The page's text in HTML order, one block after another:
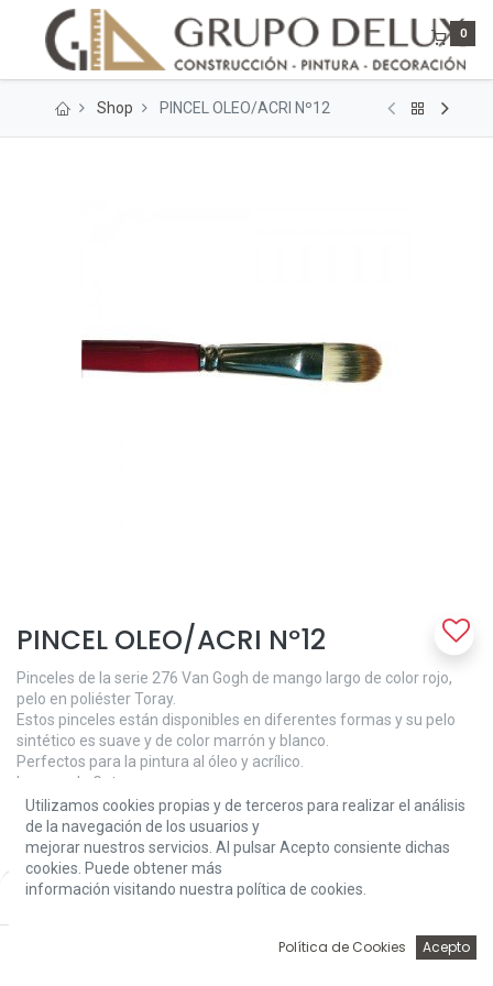
Price:
Add to Cart
0
Shop PINCEL OLEO/ACRI Nº12
PINCEL OLEO/ACRI Nº12
Pinceles de la serie 276 Van Gogh de mango largo de color rojo,
pelo en poliéster Toray.
Estos pinceles están disponibles en diferentes formas y su pelo
sintético es suave y de color marrón y blanco.
Perfectos para la pintura al óleo y acrílico.
Lengua de Gato
5,70€
Utilizamos cookies propias y de terceros para realizar el análisis
de la navegación de los usuarios y
mejorar nuestros servicios. Al pulsar Acepto consiente dichas
cookies. Puede obtener más
información visitando nuestra política de cookies.
Política de Cookies Acepto